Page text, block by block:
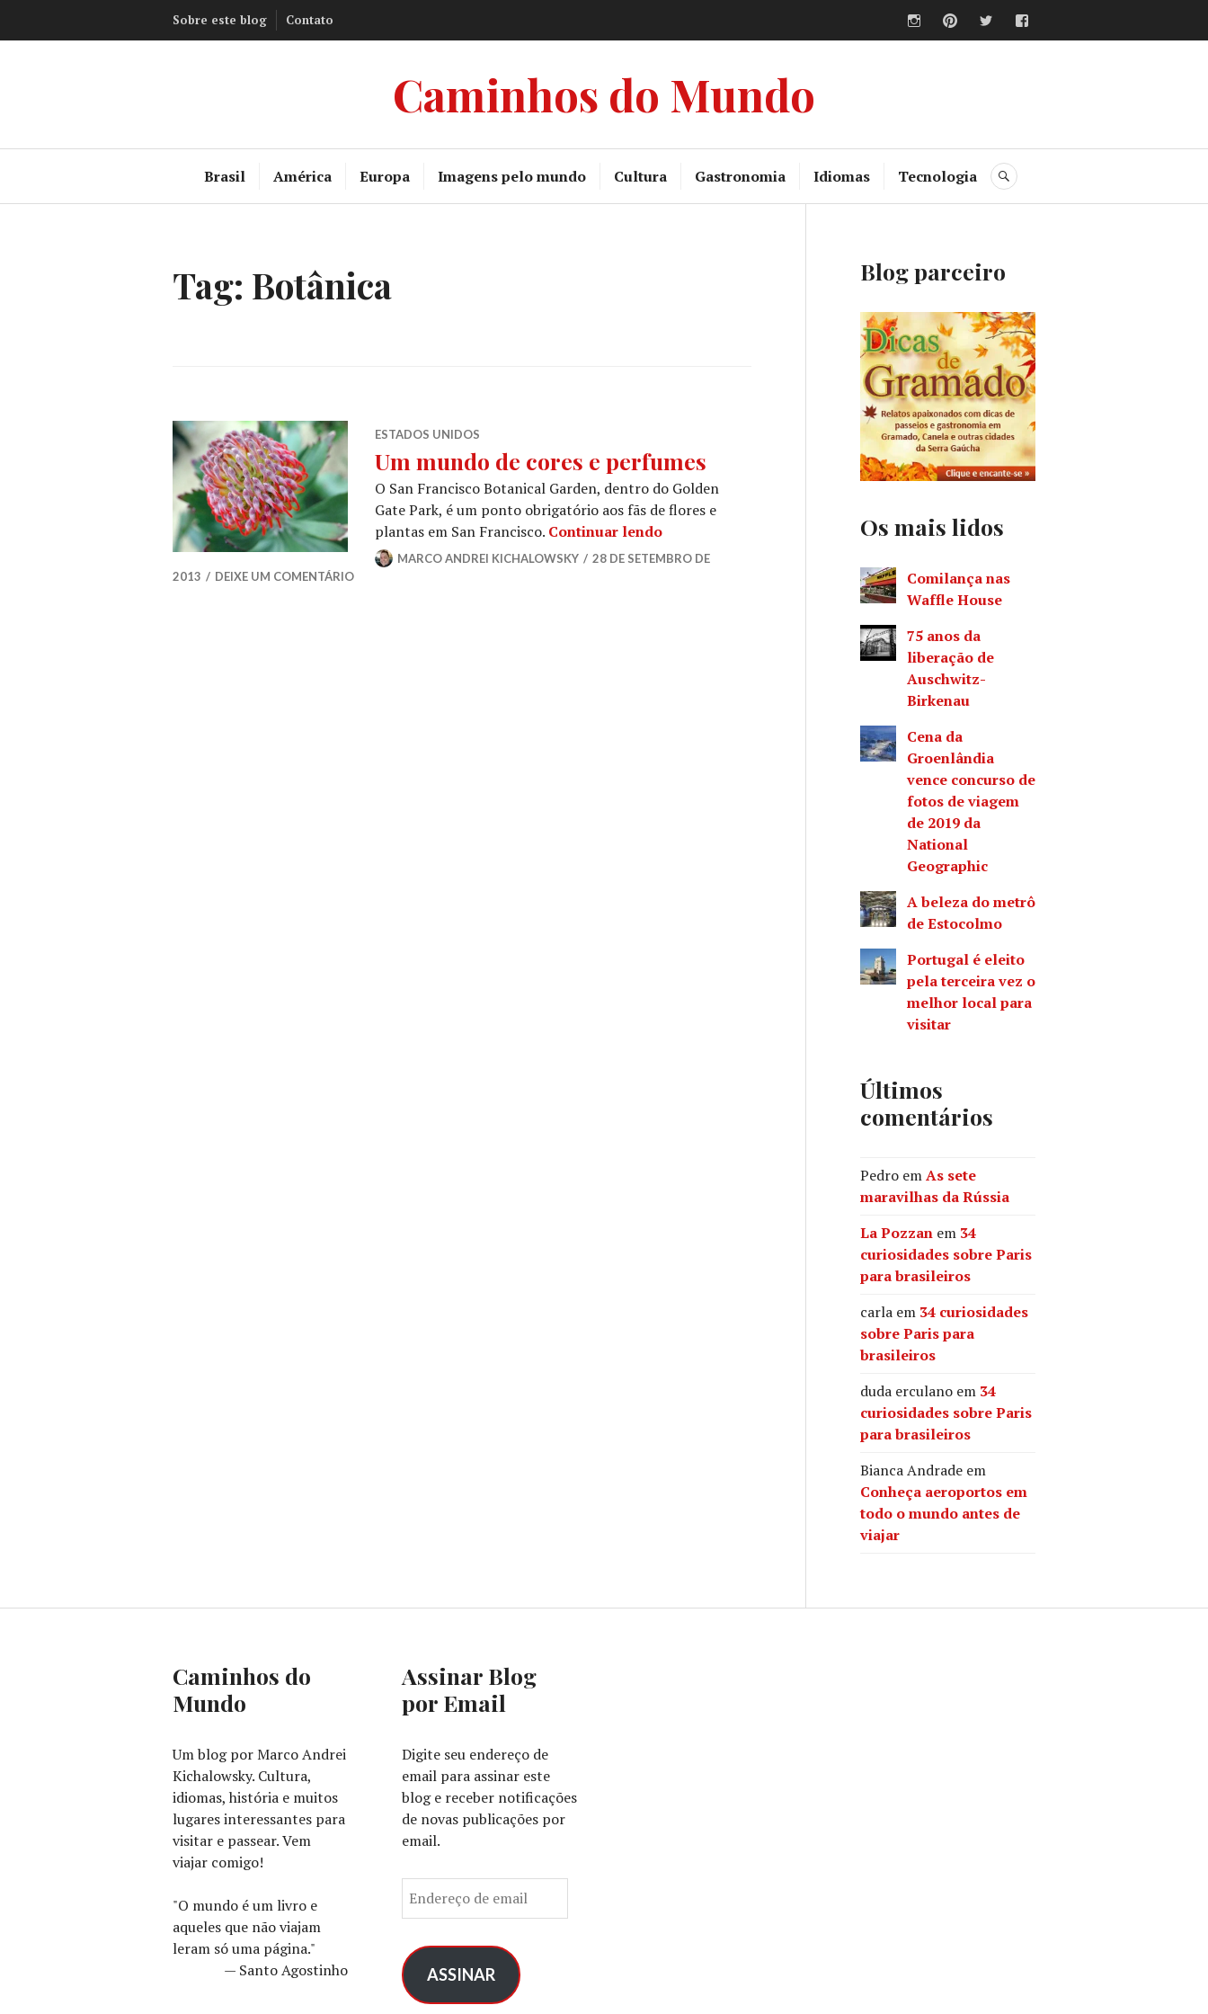
para
Sobre este blog Contato Instagram
PinterestTwitter
Caminhos do Mundo
Brasil América Europa Imagens pelo mundo Cultura Gastronomia Idiomas Tecnologia BUSCA
Tag: Botânica
ESTADOS UNIDOS
Um mundo de cores e perfumes
O San Francisco Botanical Garden, dentro do Golden
Gate Park, é um ponto obrigatório aos fãs de flores e
plantas em San Francisco. Continuar lendoUm mundo de cores e perfumes
MARCO ANDREI KICHALOWSKY
28 DE SETEMBRO DE
2013
DEIXE UM COMENTÁRIO
Blog parceiro
Os mais lidos
Comilança nas
Waffle House
75 anos da
liberação de
Auschwitz-
Birkenau
Cena da
Groenlândia
vence concurso de
fotos de viagem
de 2019 da
National
Geographic
A beleza do metrô
de Estocolmo
Portugal é eleito
pela terceira vez o
melhor local para
visitar
Últimos
comentários
Pedro emAs sete
maravilhas da Rússia
La Pozzan em 34
curiosidades sobre Paris
para brasileiros
carla em 34 curiosidades
sobre Paris para
brasileiros
duda erculano em 34
curiosidades sobre Paris
para brasileiros
Bianca Andrade em
Conheça aeroportos em
todo o mundo antes de
viajar
Caminhos do
Mundo
Um blog por Marco Andrei
Kichalowsky. Cultura,
idiomas, história e muitos
lugares interessantes para
visitar e passear. Vem
viajar comigo!
"O mundo é um livro e
aqueles que não viajam
leram só uma página."
— Santo Agostinho
Assinar Blog
por Email
Digite seu endereço de
email para assinar este
blog e receber notificações
de novas publicações por
email.
e
r
e
ASSINAR